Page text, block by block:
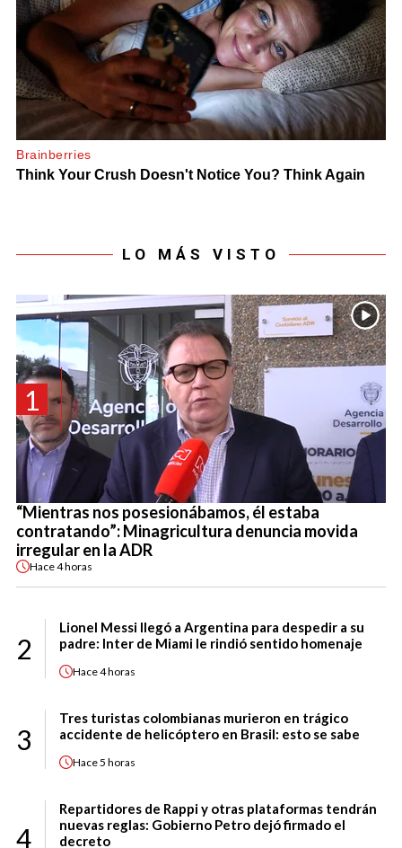
LO MÁS VISTO
1
“Mientras nos posesionábamos, él estaba
contratando”: Minagricultura denuncia movida
irregular en la ADR
Hace4 horas
2
Lionel Messi llegó a Argentina para despedir a su
padre: Inter de Miami le rindió sentido homenaje
Hace4 horas
3
Tres turistas colombianas murieron en trágico
accidente de helicóptero en Brasil: esto se sabe
Hace5 horas
4
Repartidores de Rappi y otras plataformas tendrán
nuevas reglas: Gobierno Petro dejó firmado el
decreto